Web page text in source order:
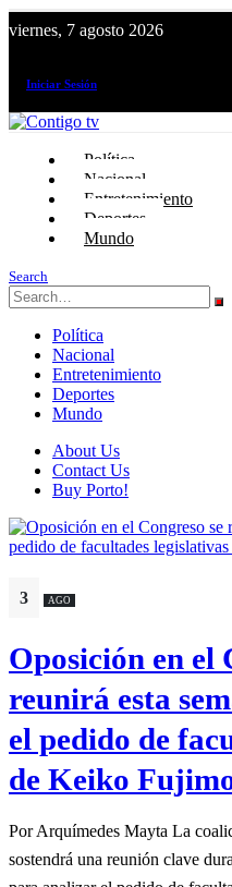
viernes, 7 agosto 2026
Iniciar Sesión
Política
Nacional
Entretenimiento
Deportes
Mundo
Search
Política
Nacional
Entretenimiento
Deportes
Mundo
About Us
Contact Us
Buy Porto!
3 AGO
Oposición en el
reunirá esta
el pedido de
de Keiko
Por Arquímedes Mayta La
sostendrá una reunión clave